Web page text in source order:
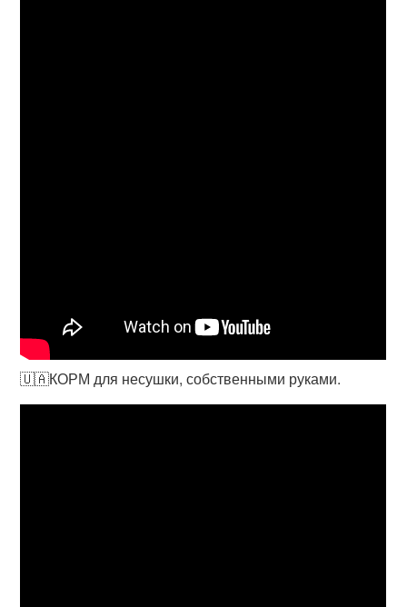
🇺🇦КОРМ для несушки, собственными руками.